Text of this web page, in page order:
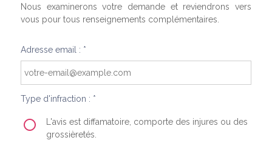
Nous examinerons votre demande et reviendrons vers
vous pour tous renseignements complémentaires.
Adresse email : *
Type d'infraction : *
L'avis est diffamatoire, comporte des injures ou des
grossièretés.